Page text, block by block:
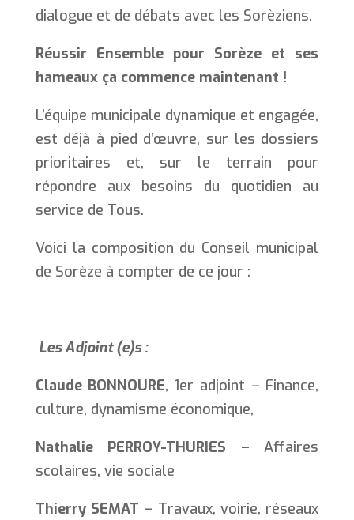
dialogue et de débats avec les Sorèziens.
Réussir Ensemble pour Sorèze et ses
hameaux ça commence maintenant !
L’équipe municipale dynamique et engagée,
est déjà à pied d’œuvre, sur les dossiers
prioritaires et, sur le terrain pour
répondre aux besoins du quotidien au
service de Tous.
Voici la composition du Conseil municipal
de Sorèze à compter de ce jour :
Les Adjoint (e)s :
Claude BONNOURE, 1er adjoint – Finance,
culture, dynamisme économique,
Nathalie PERROY-THURIES – Affaires
scolaires, vie sociale
Thierry SEMAT – Travaux, voirie, réseaux